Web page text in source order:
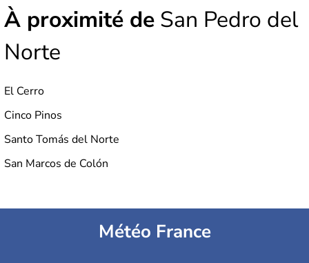
À proximité de San Pedro del
Norte
El Cerro
Cinco Pinos
Santo Tomás del Norte
San Marcos de Colón
Météo France